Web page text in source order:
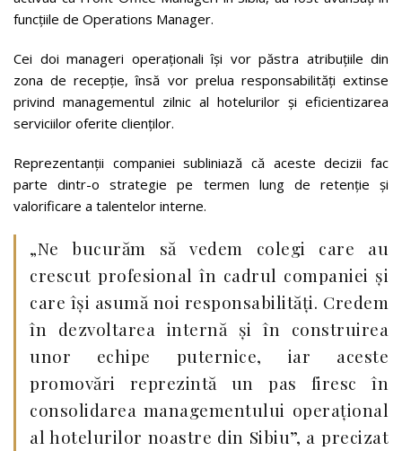
funcțiile de Operations Manager.
Cei doi manageri operaționali își vor păstra atribuțiile din
zona de recepție, însă vor prelua responsabilități extinse
privind managementul zilnic al hotelurilor și eficientizarea
serviciilor oferite clienților.
Reprezentanții companiei subliniază că aceste decizii fac
parte dintr-o strategie pe termen lung de retenție și
valorificare a talentelor interne.
„Ne bucurăm să vedem colegi care au
crescut profesional în cadrul companiei și
care își asumă noi responsabilități. Credem
în dezvoltarea internă și în construirea
unor echipe puternice, iar aceste
promovări reprezintă un pas firesc în
consolidarea managementului operațional
al hotelurilor noastre din Sibiu”, a precizat